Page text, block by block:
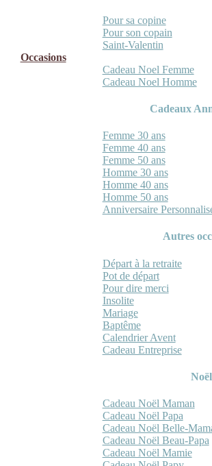
Pour sa copine
Pour son copain
Saint-Valentin
Occasions
Cadeau Noel Femme
Cadeau Noel Homme
Cadeaux
Femme 30 ans
Femme 40 ans
Femme 50 ans
Homme 30 ans
Homme 40 ans
Homme 50 ans
Anniversaire
Autres
Départ à la retraite
Pot de départ
Pour dire merci
Insolite
Mariage
Baptême
Calendrier Avent
Cadeau Entreprise
Noël
Cadeau Noël Maman
Cadeau Noël Papa
Cadeau Noël Belle-
Cadeau Noël Beau-Papa
Cadeau Noël Mamie